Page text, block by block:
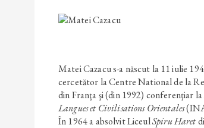
Matei Cazacu s-a născut la 11 iulie
cercetător la Centre National de la
din Franţa şi (din 1992) conferenţiar la
Langues et Civilisations Orientales
În 1964 a absolvit LiceulSpiru Haret